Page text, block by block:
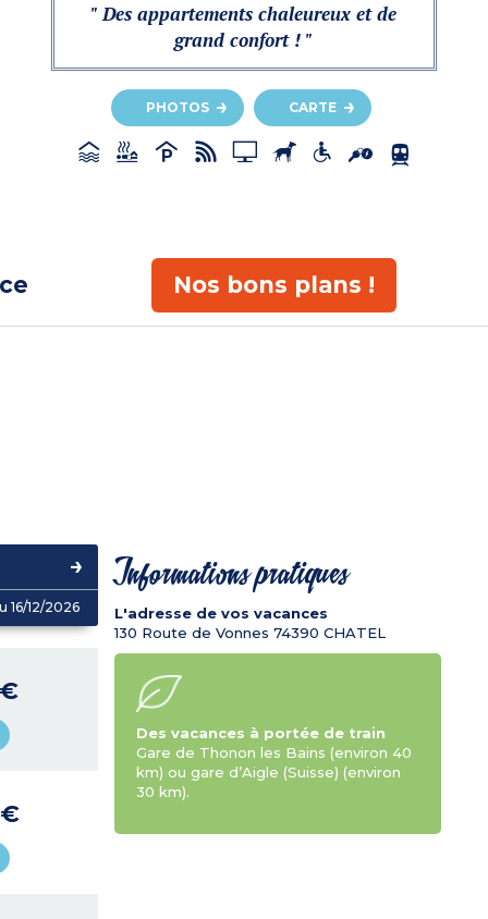
" Des appartements chaleureux et de
grand confort ! "
PHOTOS CARTE
Nos bons plans !
16/12/2026
Informations pratiques
L'adresse de vos vacances
130 Route de Vonnes 74390 CHATEL
Des vacances à portée de train
Gare de Thonon les Bains (environ 40
km) ou gare d’Aigle (Suisse) (environ
30 km).